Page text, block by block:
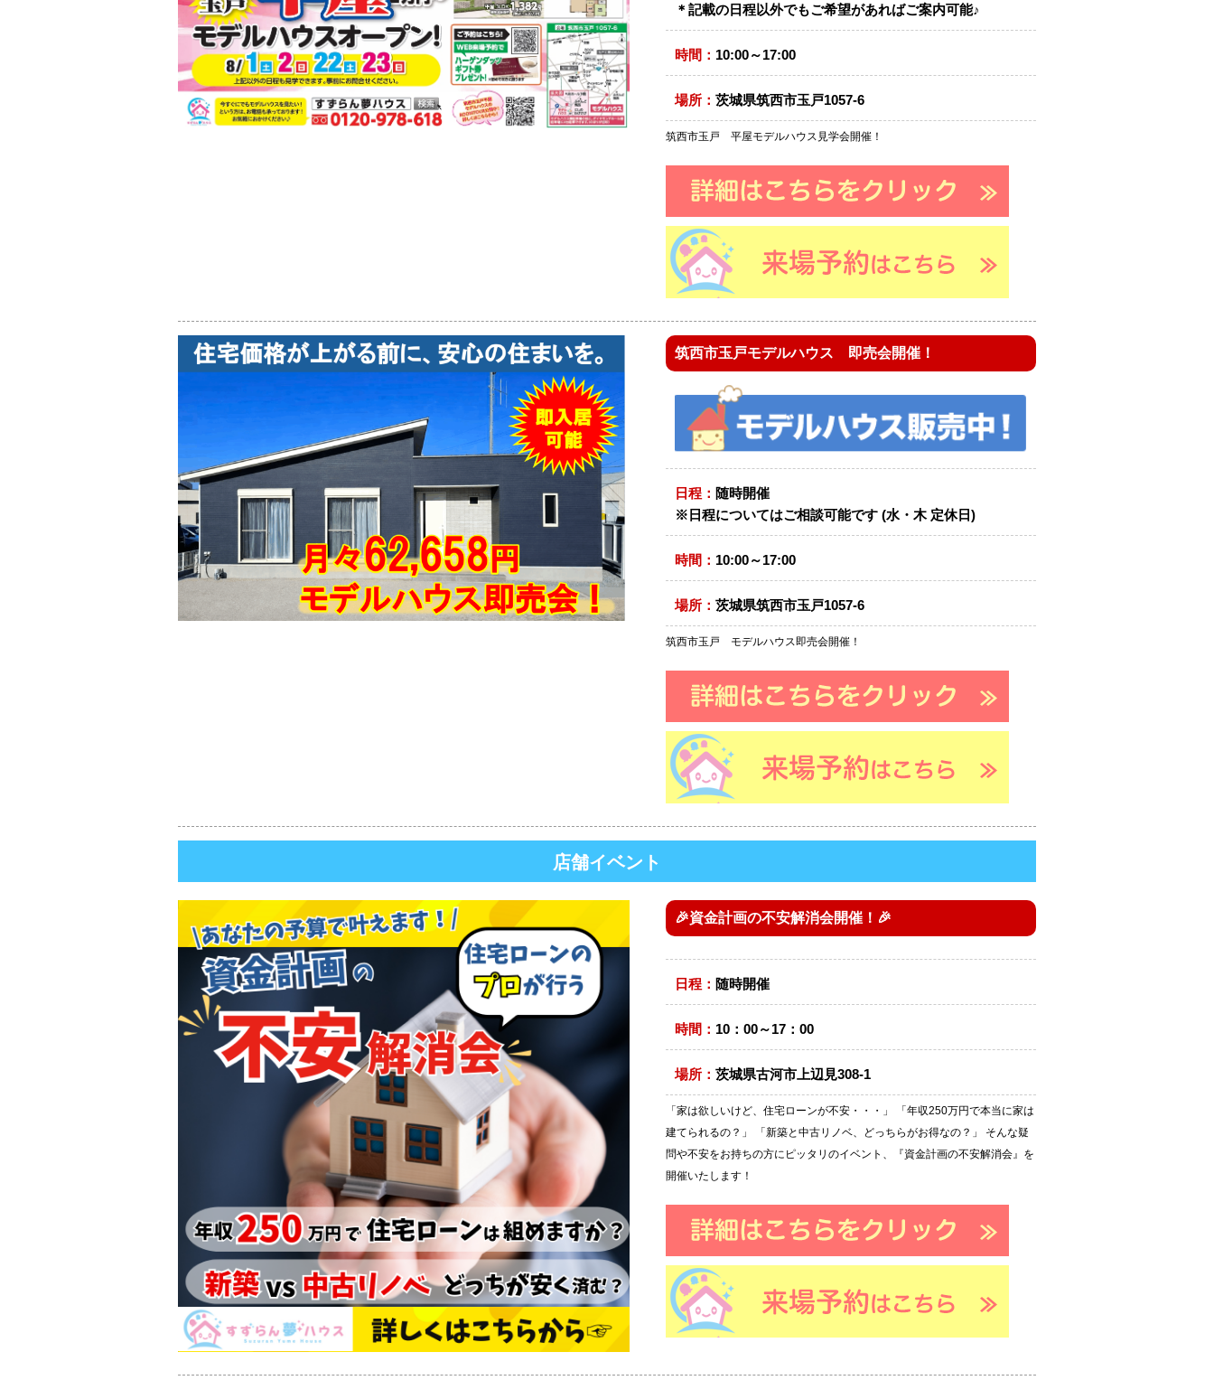
＊記載の日程以外でもご希望があればご案内可能♪
時間： 10:00～17:00
場所： 茨城県筑西市玉戸1057-6
筑西市玉戸 平屋モデルハウス見学会開催！
筑西市玉戸モデルハウス 即売会開催！
日程： 随時開催
※日程についてはご相談可能です (水・木 定休日)
時間： 10:00～17:00
場所： 茨城県筑西市玉戸1057-6
筑西市玉戸 モデルハウス即売会開催！
店舗イベント
🎉資金計画の不安解消会開催！🎉
日程： 随時開催
時間： 10：00～17：00
場所： 茨城県古河市上辺見308-1
「家は欲しいけど、住宅ローンが不安・・・」 「年収250万円で本当に家は
建てられるの？」 「新築と中古リノベ、どっちらがお得なの？」 そんな疑
問や不安をお持ちの方にピッタリのイベント、『資金計画の不安解消会』を
開催いたします！